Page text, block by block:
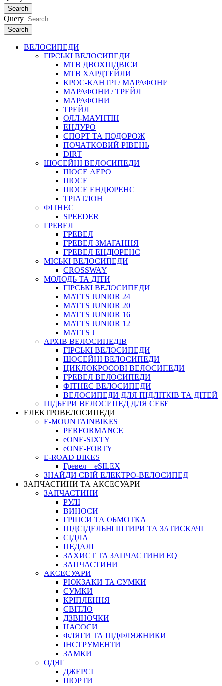
Search
Query
Search
ВЕЛОСИПЕДИ
ГІРСЬКІ ВЕЛОСИПЕДИ
MTB ДВОХПIДВIСИ
MTB ХАРДТЕЙЛИ
КРОС-КАНТРI / МАРАФОНИ
МАРАФОНИ / ТРЕЙЛ
МАРАФОНИ
ТРЕЙЛ
ОЛЛ-МАУНТIН
ЕНДУРО
СПОРТ ТА ПОДОРОЖ
ПОЧАТКОВИЙ РIВЕНЬ
DIRT
ШОСЕЙНІ ВЕЛОСИПЕДИ
ШОСЕ АЕРО
ШОСЕ
ШОСЕ ЕНДЮРЕНС
ТРІАТЛОН
ФІТНЕС
SPEEDER
ГРЕВЕЛ
ГРЕВЕЛ
ГРЕВЕЛ ЗМАГАННЯ
ГРЕВЕЛ ЕНДЮРЕНС
МІСЬКІ ВЕЛОСИПЕДИ
CROSSWAY
МОЛОДЬ ТА ДІТИ
ГIРСЬКI ВЕЛОСИПЕДИ
MATTS JUNIOR 24
MATTS JUNIOR 20
MATTS JUNIOR 16
MATTS JUNIOR 12
MATTS J
АРХIВ ВЕЛОСИПЕДIВ
ГІРСЬКІ ВЕЛОСИПЕДИ
ШОСЕЙНІ ВЕЛОСИПЕДИ
ЦИКЛОКРОСОВІ ВЕЛОСИПЕДИ
ГРЕВЕЛ ВЕЛОСИПЕДИ
ФІТНЕС ВЕЛОСИПЕДИ
ВЕЛОСИПЕДИ ДЛЯ ПІДЛІТКІВ ТА ДІТЕЙ
ПIДБЕРИ ВЕЛОСИПЕД ДЛЯ СЕБЕ
ЕЛЕКТРОВЕЛОСИПЕДИ
E-MOUNTAINBIKES
PERFORMANCE
eONE-SIXTY
eONE-FORTY
E-ROAD BIKES
Гревел – eSILEX
ЗНАЙДИ СВІЙ ЕЛЕКТРО-ВЕЛОСИПЕД
ЗАПЧАСТИНИ ТА АКСЕСУАРИ
ЗАПЧАСТИНИ
РУЛІ
ВИНОСИ
ГРІПСИ ТА ОБМОТКА
ПІДСІДЕЛЬНІ ШТИРИ ТА ЗАТИСКАЧІ
СІДЛА
ПЕДАЛІ
ЗАХИСТ ТА ЗАПЧАСТИНИ EQ
ЗАПЧАСТИНИ
АКСЕСУАРИ
РЮКЗАКИ ТА СУМКИ
СУМКИ
КРІПЛЕННЯ
СВІТЛО
ДЗВІНОЧКИ
НАСОСИ
ФЛЯГИ ТА ПІДФЛЯЖНИКИ
ІНСТРУМЕНТИ
ЗАМКИ
ОДЯГ
ДЖЕРСІ
ШОРТИ